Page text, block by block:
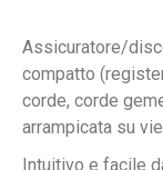
Assicuratore/
compatto
corde, corde
arrampicata su
Intuitivo e facile